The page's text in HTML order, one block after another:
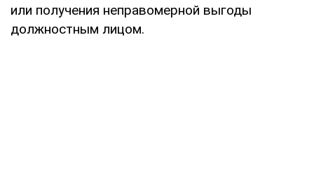
или получения неправомерной выгоды
должностным лицом.